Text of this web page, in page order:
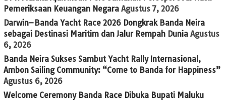
Pemeriksaan Keuangan Negara Agustus 7, 2026
Darwin–Banda Yacht Race 2026 Dongkrak Banda Neira
sebagai Destinasi Maritim dan Jalur Rempah Dunia Agustus
6, 2026
Banda Neira Sukses Sambut Yacht Rally Internasional,
Ambon Sailing Community: “Come to Banda for Happiness”
Agustus 6, 2026
Welcome Ceremony Banda Race Dibuka Bupati Maluku